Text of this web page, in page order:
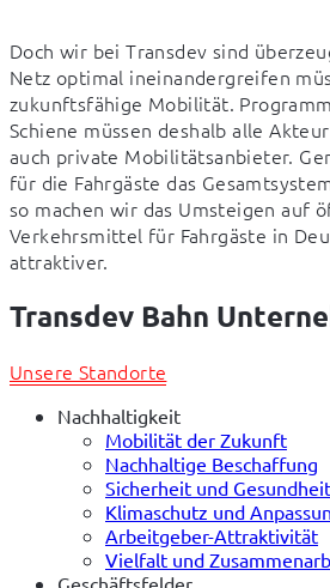
Doch wir bei Transdev sind
Netz optimal ineinandergreifen
zukunftsfähige Mobilität.
Schiene müssen deshalb alle
auch private Mobilitätsanbieter.
für die Fahrgäste das
so machen wir das Umsteigen auf
Verkehrsmittel für Fahrgäste in
attraktiver.
Transdev Bahn
Unsere Standorte
Nachhaltigkeit
Mobilität der Zukunft
Nachhaltige Beschaffung
Sicherheit und Gesundheit
Klimaschutz und
Arbeitgeber-Attraktivität
Vielfalt und